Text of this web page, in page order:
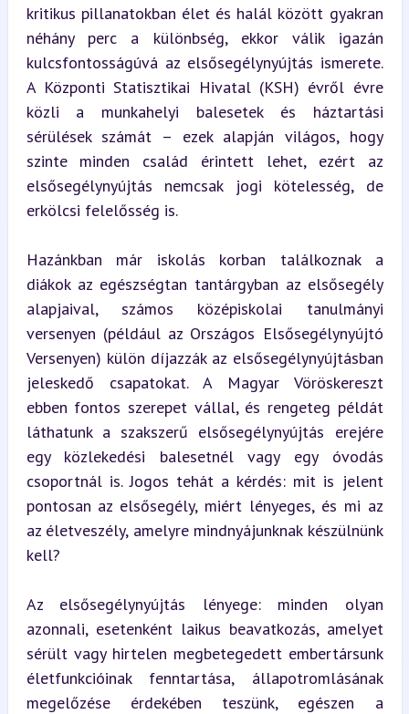
kritikus pillanatokban élet és halál között gyakran
néhány perc a különbség, ekkor válik igazán
kulcsfontosságúvá az elsősegélynyújtás ismerete.
A Központi Statisztikai Hivatal (KSH) évről évre
közli a munkahelyi balesetek és háztartási
sérülések számát – ezek alapján világos, hogy
szinte minden család érintett lehet, ezért az
elsősegélynyújtás nemcsak jogi kötelesség, de
erkölcsi felelősség is.
Hazánkban már iskolás korban találkoznak a
diákok az egészségtan tantárgyban az elsősegély
alapjaival, számos középiskolai tanulmányi
versenyen (például az Országos Elsősegélynyújtó
Versenyen) külön díjazzák az elsősegélynyújtásban
jeleskedő csapatokat. A Magyar Vöröskereszt
ebben fontos szerepet vállal, és rengeteg példát
láthatunk a szakszerű elsősegélynyújtás erejére
egy közlekedési balesetnél vagy egy óvodás
csoportnál is. Jogos tehát a kérdés: mit is jelent
pontosan az elsősegély, miért lényeges, és mi az
az életveszély, amelyre mindnyájunknak készülnünk
kell?
Az elsősegélynyújtás lényege: minden olyan
azonnali, esetenként laikus beavatkozás, amelyet
sérült vagy hirtelen megbetegedett embertársunk
életfunkcióinak fenntartása, állapotromlásának
megelőzése érdekében teszünk, egészen a